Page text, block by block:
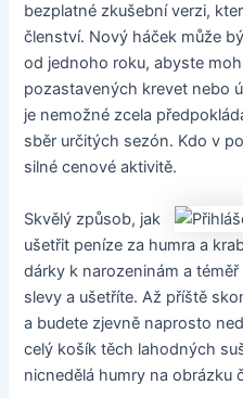
bezplatné zkušební verzi,
členství. Nový háček může
od jednoho roku, abyste
pozastavených krevet nebo
je nemožné zcela
sběr určitých sezón. Kdo v
silné cenové aktivitě.
Skvělý způsob, jak
ušetřit peníze za humra a
dárky k narozeninám a
slevy a ušetříte. Až příště
a budete zjevně naprosto
celý košík těch lahodných
nicnedělá humry na obrázku